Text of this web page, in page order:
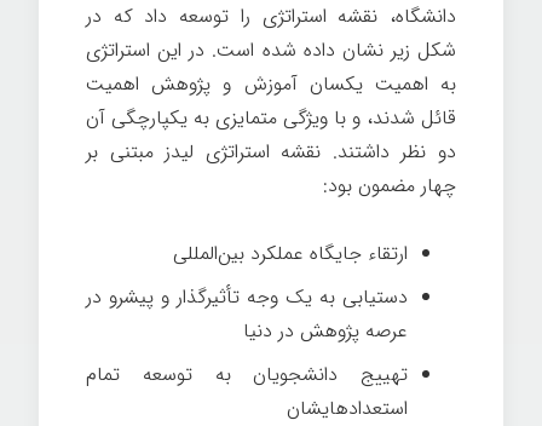
دانشگاه، نقشه استراتژی را توسعه داد که در
شکل زیر نشان داده شده است. در این استراتژی
به اهمیت یکسان آموزش و پژوهش اهمیت
قائل شدند، و با ویژگی متمایزی به یکپارچگی آن
دو نظر داشتند. نقشه استراتژی لیدز مبتنی بر
چهار مضمون بود:
ارتقاء جایگاه عملکرد بین‌المللی
دستیابی به یک وجه تأثیرگذار و پیشرو در
عرصه پژوهش در دنیا
تهییج دانشجویان به توسعه تمام
استعدادهایشان